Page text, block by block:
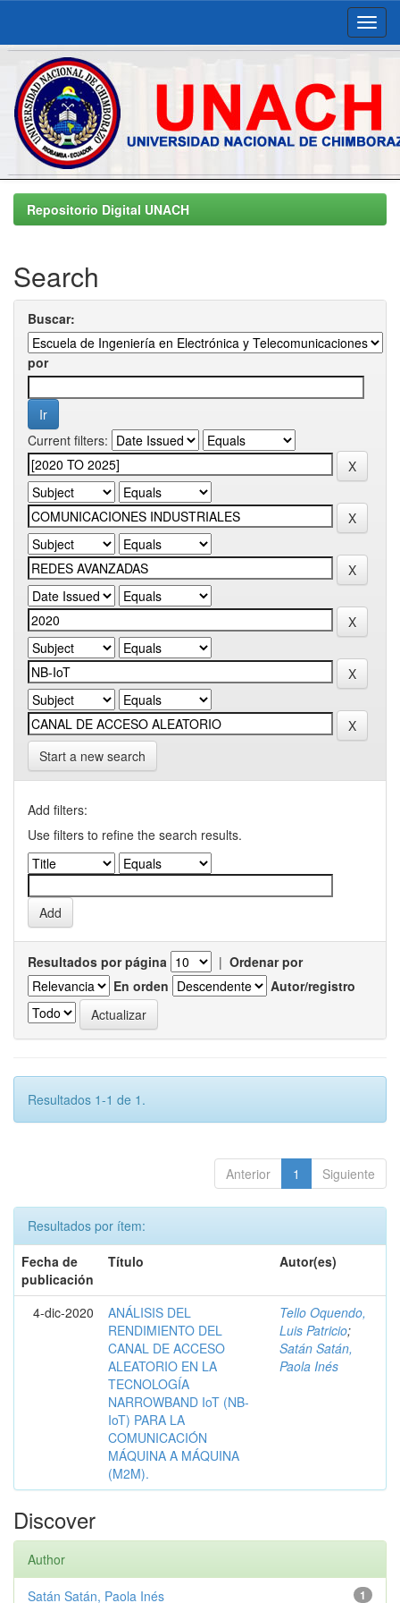
Skip
navigationRepositorio Digital UNACH
Search
Buscar:
por
Current filters:
Start a new search
Add filters:
Use filters to refine the search results.
Resultados por página | Ordenar por
En orden
Autor/registro
Resultados 1-1 de 1.
Anterior 1 Siguiente
Resultados por ítem:
Fecha de
publicación
Título Autor(es)
4-dic-2020
ANÁLISIS DEL
RENDIMIENTO DEL
CANAL DE ACCESO
ALEATORIO EN LA
TECNOLOGÍA
NARROWBAND IoT (NB-
IoT) PARA LA
COMUNICACIÓN
MÁQUINA A MÁQUINA
(M2M).
Tello Oquendo,
Luis Patricio;
Satán Satán,
Paola Inés
Discover
Author
1
Satán Satán, Paola Inés